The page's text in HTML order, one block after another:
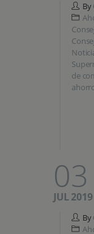
By
de
03
JUL 2019
By